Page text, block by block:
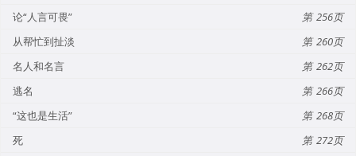
论“人言可畏”
256
从帮忙到扯淡
260
名人和名言
262
逃名
266
“这也是生活”
268
死
272